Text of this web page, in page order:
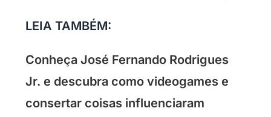
LEIA TAMBÉM:
Conheça José Fernando Rodrigues
Jr. e descubra como videogames e
consertar coisas influenciaram